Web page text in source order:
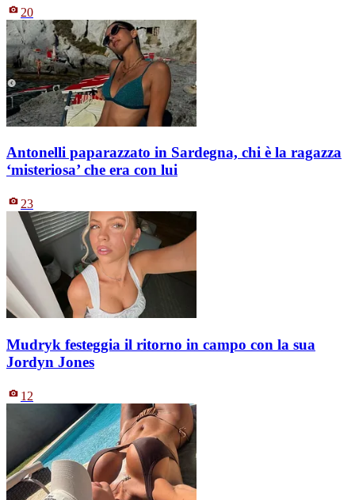
20
Antonelli paparazzato in Sardegna, chi è la ragazza
‘misteriosa’ che era con lui
23
Mudryk festeggia il ritorno in campo con la sua
Jordyn Jones
12